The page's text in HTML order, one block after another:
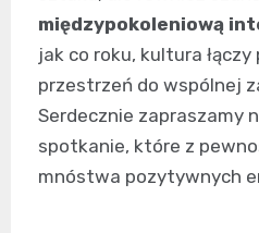
międzypokoleniową
jak co roku, kultura
przestrzeń do wspólnej
Serdecznie zapraszamy
spotkanie, które z
mnóstwa pozytywnych